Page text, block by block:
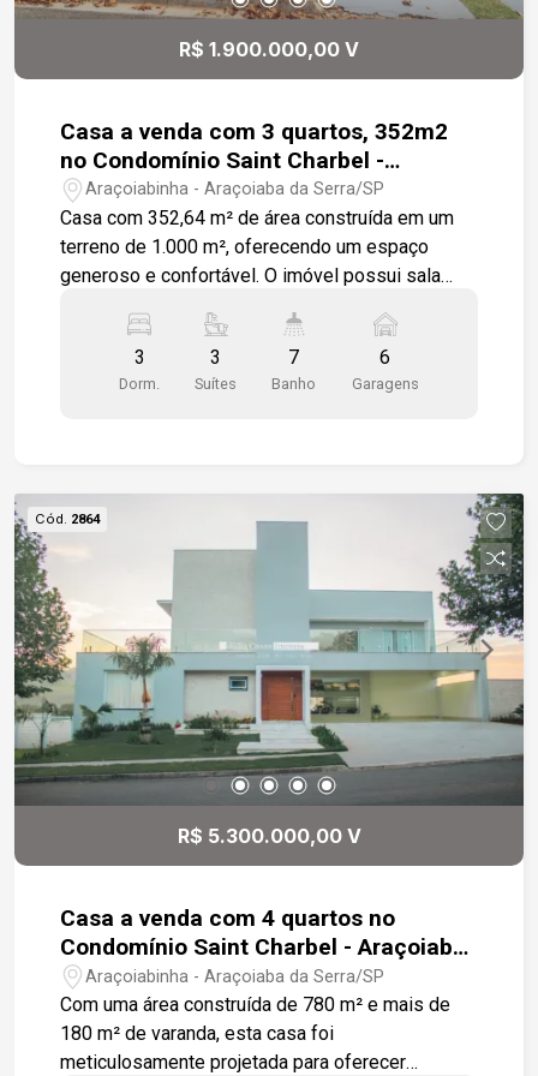
amplas, sendo uma delas a suíte máster,
proporcionando conforto e privacidade aos
moradores. A garagem acomoda seis veículos,
conveniência e segurança. Gostaria de saber
mais informações ou agendar uma visita?
R$ 1.900.000,00 V
Casa a venda com 3 quartos, 352m2
no Condomínio Saint Charbel -
Araçoiaba da Serra
Araçoiabinha - Araçoiaba da Serra/SP
Casa com 352,64 m² de área construída em um
terreno de 1.000 m², oferecendo um espaço
generoso e confortável. O imóvel possui sala
sala de jantar, sala de estar com lareira e sala de
TV. O hall de entrada é elegante e acolhedor,
complementado por lavabo. São três suítes,
de despensa e lavanderia. Há também um
quintal possui dois acessos independentes e
área gourmet, perfeita para receber amigos e
familiares. A casa conta com seis vagas de
garagem, sendo duas cobertas. O imóvel se
destaca pela excelente iluminação e ventilação
natural, além de estar preparado para
aquecimento solar. Localizada em um condomínio
de casas privativas, oferece segurança e
tranquilidade com portaria 24 horas. Gostaria de
saber mais informações ou agendar uma visita?
3
Dorm.
3
Suítes
7
Banho
6
Garagens
Cód. 2864
R$ 5.300.000,00 V
Casa a venda com 4 quartos no
Condomínio Saint Charbel - Araçoiaba
da Serra SP
Araçoiabinha - Araçoiaba da Serra/SP
Com uma área construída de 780 m² e mais de
180 m² de varanda, esta casa foi
meticulosamente projetada para oferecer